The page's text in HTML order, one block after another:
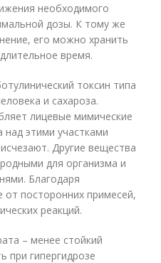
необходимого
дозы. К тому же
его можно хранить
время.
токсин типа
и сахароза.
лицевые мимические
этими участками
Другие вещества
для организма и
Благодаря
от посторонних примесей,
реакций.
– менее стойкий
при гипергидрозе